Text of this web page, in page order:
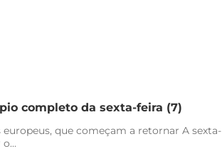
completo da sexta-feira (7)
que começam a retornar A sexta-